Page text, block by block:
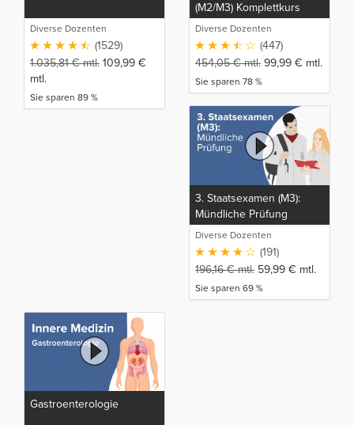
Diverse Dozenten
(1529)
1.035,81€mtl. 109,99 €
mtl.
Sie sparen 89 %
(M2/M3) Komplettkurs
Diverse Dozenten
(447)
454,05€mtl. 99,99 € mtl.
Sie sparen 78 %
3. Staatsexamen (M3):
Mündliche Prüfung
Diverse Dozenten
(191)
196,16€mtl. 59,99 € mtl.
Sie sparen 69 %
Gastroenterologie